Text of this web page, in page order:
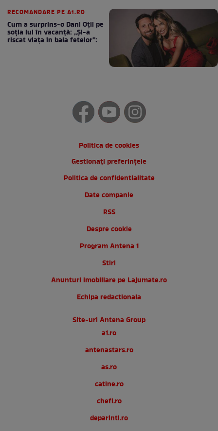
RECOMANDARE PE A1.RO
Cum a surprins-o Dani Oțil pe
soția lui în vacanță: „Și-a
riscat viața în baia fetelor”:
Politica de cookies
Gestionați preferințele
Politica de confidentialitate
Date companie
RSS
Despre cookie
Program Antena 1
Stiri
Anunturi imobiliare pe Lajumate.ro
Echipa redactionala
Site-uri Antena Group
a1.ro
antenastars.ro
as.ro
catine.ro
chefi.ro
deparinti.ro